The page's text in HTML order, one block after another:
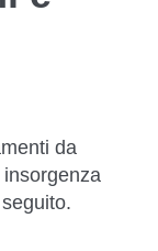
da